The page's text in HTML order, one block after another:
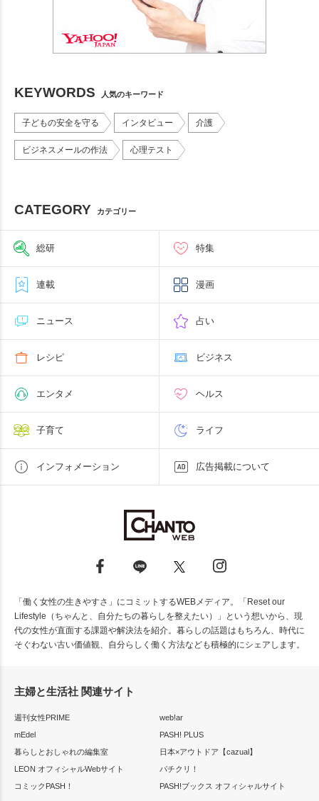
KEYWORDS 人気のキーワード
子どもの安全を守る インタビュー 介護
ビジネスメールの作法 心理テスト
CATEGORY カテゴリー
総研 特集
連載 漫画
ニュース 占い
レシピ ビジネス
エンタメ ヘルス
子育て ライフ
インフォメーション 広告掲載について
「働く女性の生きやすさ」にコミットするWEBメディア。「Reset our
Lifestyle（ちゃんと、自分たちの暮らしを整えたい）」という想いから、現
代の女性が直面する課題や解決法を紹介。暮らしの話題はもちろん、時代に
そぐわない古い価値観、自分らしく働く方法なども積極的にシェアします。
主婦と生活社 関連サイト
週刊女性PRIME
web!ar
mEdel
PASH! PLUS
暮らしとおしゃれの編集室
日本×アウトドア【cazual】
LEON オフィシャルWebサイト
パチクリ！
コミックPASH！
PASH!ブックス オフィシャルサイト